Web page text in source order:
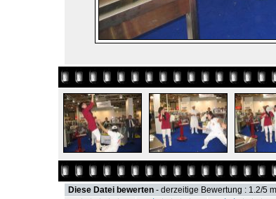
Diese Datei bewerten - derzeitige Bewertung : 1.2/5